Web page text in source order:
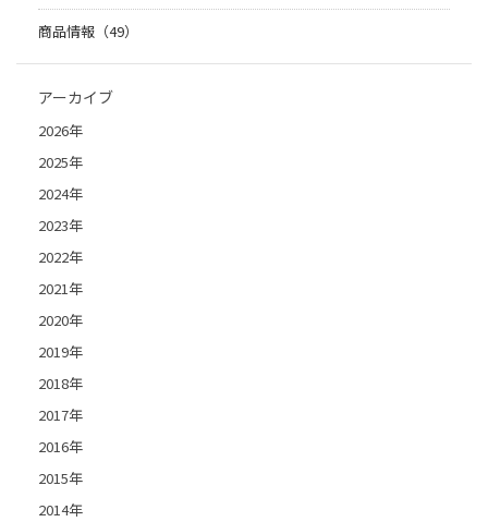
商品情報（49）
アーカイブ
2026年
2025年
2024年
2023年
2022年
2021年
2020年
2019年
2018年
2017年
2016年
2015年
2014年